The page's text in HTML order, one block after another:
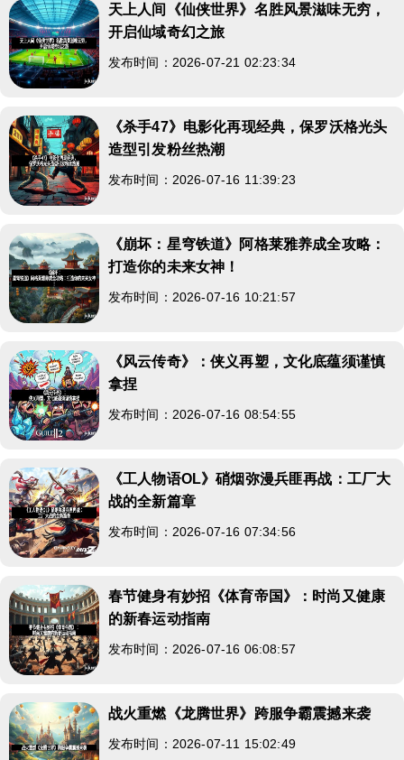
天上人间《仙侠世界》名胜风景滋味无穷，
开启仙域奇幻之旅
发布时间：2026-07-21 02:23:34
《杀手47》电影化再现经典，保罗沃格光头
造型引发粉丝热潮
发布时间：2026-07-16 11:39:23
《崩坏：星穹铁道》阿格莱雅养成全攻略：
打造你的未来女神！
发布时间：2026-07-16 10:21:57
《风云传奇》：侠义再塑，文化底蕴须谨慎
拿捏
发布时间：2026-07-16 08:54:55
《工人物语OL》硝烟弥漫兵匪再战：工厂大
战的全新篇章
发布时间：2026-07-16 07:34:56
春节健身有妙招《体育帝国》：时尚又健康
的新春运动指南
发布时间：2026-07-16 06:08:57
战火重燃《龙腾世界》跨服争霸震撼来袭
发布时间：2026-07-11 15:02:49